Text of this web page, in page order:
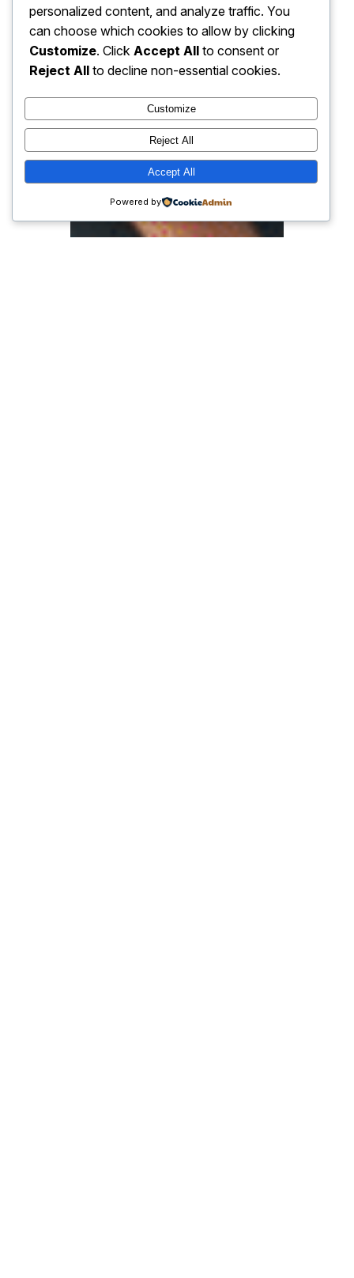
personalized content, and analyze traffic. You
can choose which cookies to allow by clicking
Customize. Click Accept All to consent or
Reject All to decline non-essential cookies.
Customize
Reject All
Accept All
Powered by